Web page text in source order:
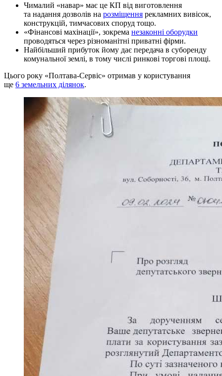
Чималий «навар» має це КП від виготовлення
та надання дозволів на розміщення рекламних вивісок,
конструкцій, тимчасових споруд тощо.
«Фінансові махінації», зокрема незаконні оборудки
проводяться через різноманітні приватні фірми.
Найбільший прибуток йому дає передача в суборенду
комунальної землі, в тому числі ринкові торгові площі.
Цього року «Полтава-Сервіс» отримав у користування
ще 6 земельних ділянок.